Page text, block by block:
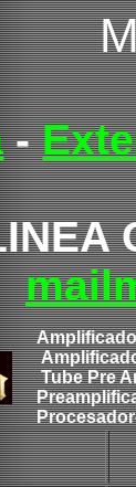
-
Tube Pre
Procesador